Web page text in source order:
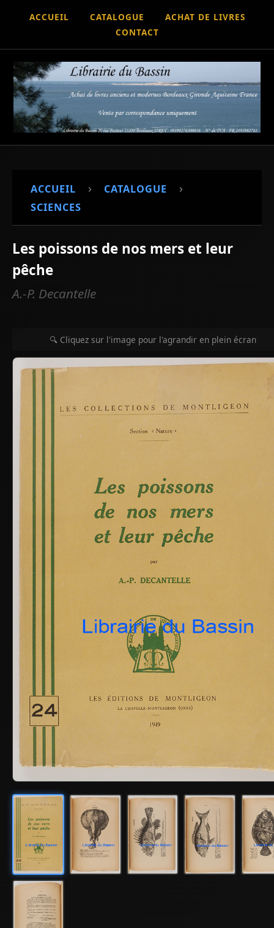
ACCUEIL CATALOGUE
ACHAT DE LIVRES
CONTACT
ACCUEIL › CATALOGUE ›
SCIENCES
Les poissons de nos mers et leur
pêche
A.-P. Decantelle
🔍 Cliquez sur l'image pour l'agrandir en plein écran